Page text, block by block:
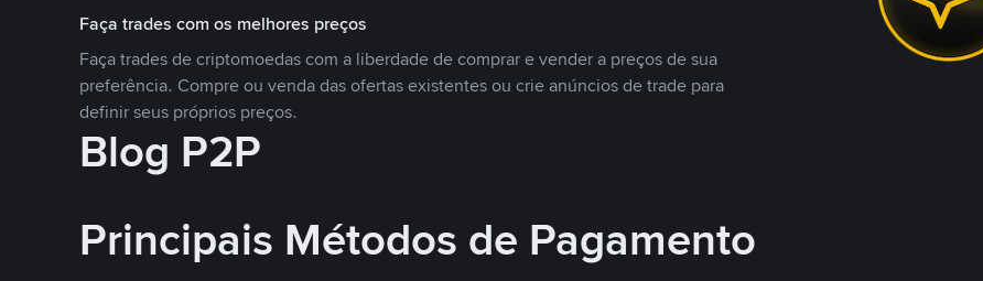
Faça trades com os melhores preços
Faça trades de criptomoedas com a liberdade de comprar e vender a preços de sua
preferência. Compre ou venda das ofertas existentes ou crie anúncios de trade para
definir seus próprios preços.
Blog P2P
Principais Métodos de Pagamento